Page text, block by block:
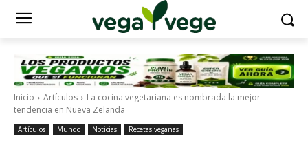
Inicio Artículos
La cocina vegetariana es nombrada la mejor
tendencia en Nueva Zelanda
Artículos Mundo Noticias Recetas veganas